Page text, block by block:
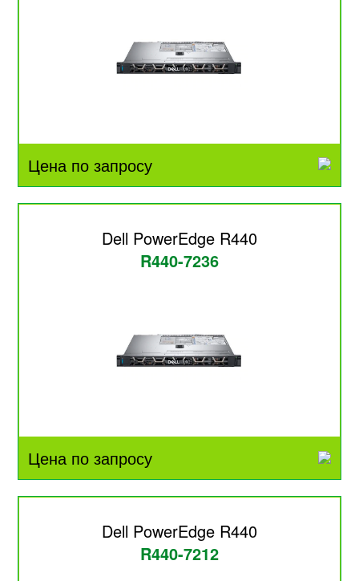
Цена по запросу
Dell PowerEdge R440
R440-7236
Цена по запросу
Dell PowerEdge R440
R440-7212